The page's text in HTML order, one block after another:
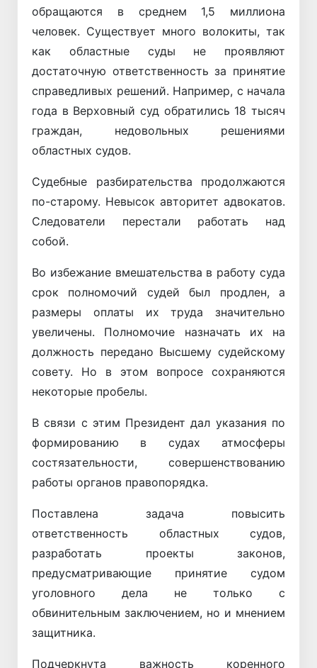
обращаются в среднем 1,5 миллиона
человек. Существует много волокиты, так
как областные суды не проявляют
достаточную ответственность за принятие
справедливых решений. Например, с начала
года в Верховный суд обратились 18 тысяч
граждан, недовольных решениями
областных судов.
Судебные разбирательства продолжаются
по-старому. Невысок авторитет адвокатов.
Следователи перестали работать над
собой.
Во избежание вмешательства в работу суда
срок полномочий судей был продлен, а
размеры оплаты их труда значительно
увеличены. Полномочие назначать их на
должность передано Высшему судейскому
совету. Но в этом вопросе сохраняются
некоторые пробелы.
В связи с этим Президент дал указания по
формированию в судах атмосферы
состязательности, совершенствованию
работы органов правопорядка.
Поставлена задача повысить
ответственность областных судов,
разработать проекты законов,
предусматривающие принятие судом
уголовного дела не только с
обвинительным заключением, но и мнением
защитника.
Подчеркнута важность коренного